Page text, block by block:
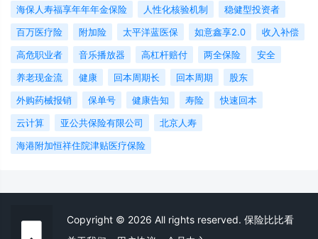
海保人寿福享年年年金保险
人性化核验机制
稳健型投资者
百万医疗险
附加险 太平洋蓝医保 如意鑫享2.0
收入补偿
高危职业者
音乐播放器 高杠杆赔付 两全保险
安全
养老现金流
健康 回本周期长 回本周期
股东
外购药械报销
保单号 健康告知 寿险
快速回本
云计算
亚公共保险有限公司
北京人寿
海港附加恒祥住院津贴医疗保险
Copyright © 2026 All rights reserved. 保险比比看